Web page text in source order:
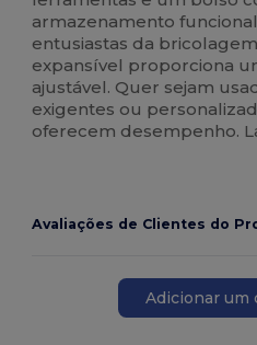
armazenamento
entusiastas da
expansível proporciona
ajustável. Quer sejam
exigentes ou
oferecem desempenho.
Avaliações de Clientes do
Adicionar um